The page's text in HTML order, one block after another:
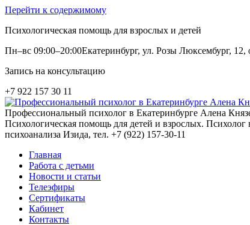
Перейти к содержимому
Психологическая помощь для взрослых и детей
Пн–вс 09:00–20:00Екатеринбург, ул. Розы Люксембург, 12,
Запись на консультацию
+7 922 157 30 11
Профессиональный психолог в Екатеринбурге Алена
Психологическая помощь для детей и взрослых. Психолог
психоанализа Изида, тел. +7 (922) 157-30-11
Главная
Работа с детьми
Новости и статьи
Телеэфиры
Сертификаты
Кабинет
Контакты